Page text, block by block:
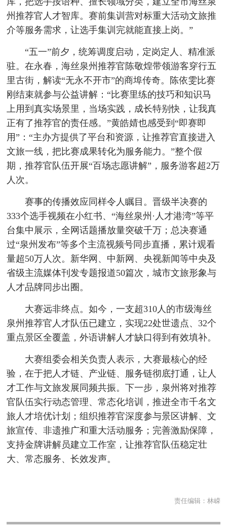
州推荐官人才智库。赛前集训营对标重大活动文旅推
介等服务需求，让选手集训完就能直接上岗。”
“五一”前夕，统筹调度启动，定岗定人、精准派
驻。在永春，海丝泉州推荐官陈敬煌带领游客穿行五
里古街，解读“无永不开市”的商埠传奇。陈依雯比赛
刚结束就参与公益讲解：“比赛里练的技巧和知识马
上用到真实场景里，当场实践，成长特别快，让我真
正有了推荐官的责任感。”黄皓婧也感受到“即赛即
用”：“主办方提供了平台和资源，让推荐官直接进入
文旅一线，把比赛成果转化为服务能力。”整个假
期，推荐官队伍开展“百场志愿讲解”，服务游客超2万
人次。
赛事的传播效应同样令人瞩目。晋级半决赛的
333个选手视频在小红书、“海丝泉州·人才港湾”等平
台集中展示，全网话题播放量突破千万；总决赛通
过“泉州发布”等多个主流视频号同步直播，累计观看
量超50万人次。新华网、中新网、央视新闻等中央及
省级主流媒体刊发专题报道50篇次，城市文旅形象与
人才品牌同步出圈。
大赛远非终点。如今，一支超310人的市级海丝
泉州推荐官人才队伍已建立，实现22处世遗点、32个
重点景区全覆盖，外语讲解人才缺口得到有效填补。
大赛组委会相关负责人表示，大赛最核心的经
验，在于把人才链、产业链、服务链彻底打通，让人
才工作与文旅发展同频共振。下一步，泉州将对推荐
官队伍实行动态管理、常态化培训，推进全市千名文
旅人才培优计划；组织推荐官深度参与景区讲解、文
旅宣传、非遗推广和重大活动服务；完善激励保障，
支持金牌讲解员建立工作室，让推荐官队伍稳定壮
大、常态服务、长效发声。
责任编辑： 林嵘